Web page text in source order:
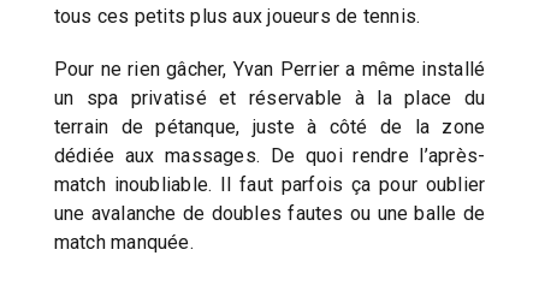
tous ces petits plus aux joueurs de tennis.
Pour ne rien gâcher, Yvan Perrier a même installé
un spa privatisé et réservable à la place du
terrain de pétanque, juste à côté de la zone
dédiée aux massages. De quoi rendre l’après-
match inoubliable. Il faut parfois ça pour oublier
une avalanche de doubles fautes ou une balle de
match manquée.